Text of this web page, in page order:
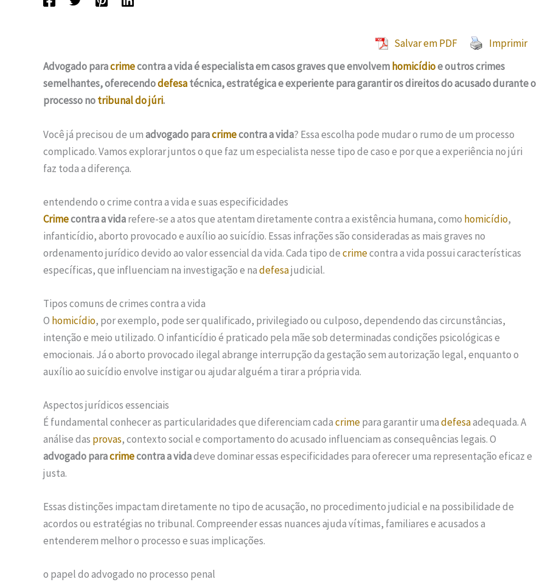
Salvar em PDF
Imprimir
Advogado paracrimecontra a vida é especialista em casos graves que envolvemhomicídioe outros crimes
semelhantes, oferecendodefesatécnica, estratégica e experiente para garantir os direitos do acusado durante o
processo notribunal do júri.
Você já precisou de umadvogado paracrimecontra a vida? Essa escolha pode mudar o rumo de um processo
complicado. Vamos explorar juntos o que faz um especialista nesse tipo de caso e por que a experiência no júri
faz toda a diferença.
entendendo o crime contra a vida e suas especificidades
Crimecontra a vidarefere-se a atos que atentam diretamente contra a existência humana, como homicídio,
infanticídio, aborto provocado e auxílio ao suicídio. Essas infrações são consideradas as mais graves no
ordenamento jurídico devido ao valor essencial da vida. Cada tipo decrimecontra a vida possui características
específicas, que influenciam na investigação e nadefesajudicial.
Tipos comuns de crimes contra a vida
O homicídio, por exemplo, pode ser qualificado, privilegiado ou culposo, dependendo das circunstâncias,
intenção e meio utilizado. O infanticídio é praticado pela mãe sob determinadas condições psicológicas e
emocionais. Já o aborto provocado ilegal abrange interrupção da gestação sem autorização legal, enquanto o
auxílio ao suicídio envolve instigar ou ajudar alguém a tirar a própria vida.
Aspectos jurídicos essenciais
É fundamental conhecer as particularidades que diferenciam cadacrimepara garantir umadefesaadequada. A
análise das provas, contexto social e comportamento do acusado influenciam as consequências legais. O
advogado paracrimecontra a vidadeve dominar essas especificidades para oferecer uma representação eficaz e
justa.
Essas distinções impactam diretamente no tipo de acusação, no procedimento judicial e na possibilidade de
acordos ou estratégias no tribunal. Compreender essas nuances ajuda vítimas, familiares e acusados a
entenderem melhor o processo e suas implicações.
o papel do advogado no processo penal